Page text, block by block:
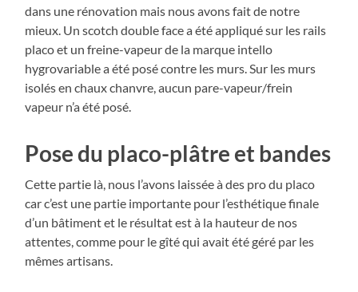
dans une rénovation mais nous avons fait de notre
mieux. Un scotch double face a été appliqué sur les rails
placo et un freine-vapeur de la marque intello
hygrovariable a été posé contre les murs. Sur les murs
isolés en chaux chanvre, aucun pare-vapeur/frein
vapeur n’a été posé.
Pose du placo-plâtre et bandes
Cette partie là, nous l’avons laissée à des pro du placo
car c’est une partie importante pour l’esthétique finale
d’un bâtiment et le résultat est à la hauteur de nos
attentes, comme pour le gîté qui avait été géré par les
mêmes artisans.